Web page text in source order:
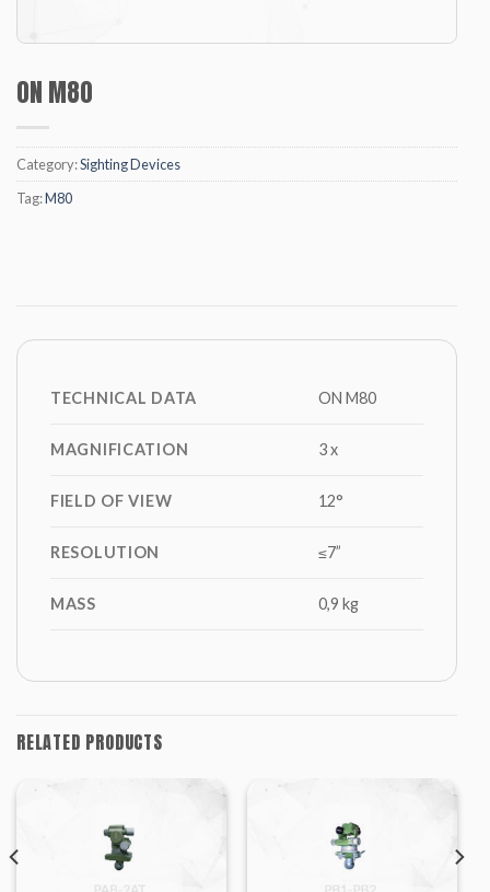
ON M80
Category:Sighting Devices
Tag:M80
TECHNICAL DATA ON M80
MAGNIFICATION 3 x
FIELD OF VIEW 12°
RESOLUTION ≤7”
MASS 0,9 kg
RELATED PRODUCTS